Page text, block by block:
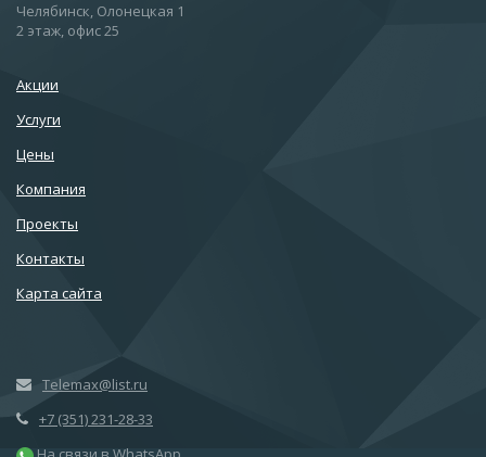
Челябинск, Олонецкая 1
2 этаж, офис 25
Акции
Услуги
Цены
Компания
Проекты
Контакты
Карта сайта
Telemax@list.ru
+7 (351) 231-28-33